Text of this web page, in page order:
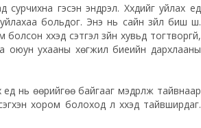
гэсэн эндүүрэл. Хүүхдийг уйлах үед
больдог. Энэ нь сайн зүйл биш шүү.
болсон хүүхэд сэтгэл зүйн хувьд тогтворгүй,
оюун ухааны хөгжил биеийн дархлааны
нь өөрийгөө байгааг мэдрүүлж тайвнаар
хором болоход л хүүхэд тайвширдаг.